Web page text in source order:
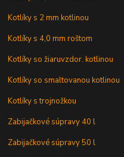
Kotlíky s 2 mm kotlinou
Kotlíky s 4,0 mm roštom
Kotlíky so žiaruvzdor. kotlinou
Kotlíky so smaltovanou kotlinou
Kotlíky s trojnožkou
Zabijačkové súpravy 40 l
Zabijačkové súpravy 50 l